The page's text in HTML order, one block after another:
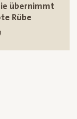
übernimmt
Rübe